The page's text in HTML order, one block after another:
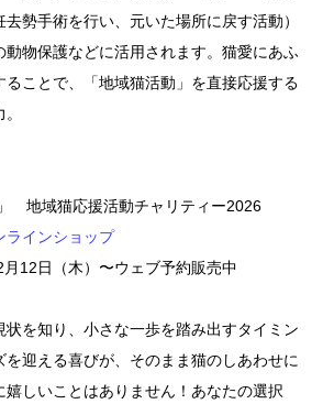
去勢手術を行い、元いた場所に戻す活動）
物保護などに活用されます。猫愛にあふ
ことで、「地域猫活動」を直接応援する
地域猫応援活動チャリティー2026
ラインショップ
月12日（木）〜ウェブ予約販売中
を知り、小さな一歩を踏み出すタイミン
を迎える喜びが、そのまま猫のしあわせに
しいことはありません！あなたの選択